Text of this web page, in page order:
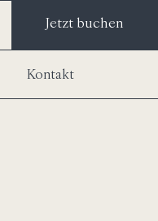
Jetzt buchen
Kontakt